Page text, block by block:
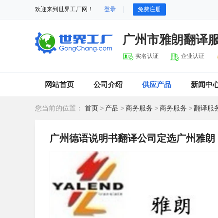
欢迎来到世界工厂网！ 登录 免费注册
广州市雅朗翻译
实名认证 企业认证
网站首页 公司介绍 供应产品 新闻中
您当前的位置： 首页 > 产品 >商务服务 >商务服务 >翻译服
广州德语说明书翻译公司定选广州雅